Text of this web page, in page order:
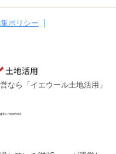
なら「イエウール土地活用」
ポリシー
reserved.